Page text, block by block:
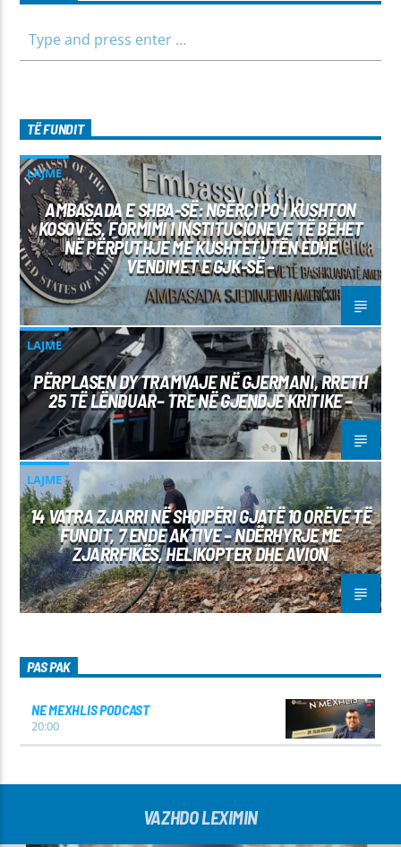
TË FUNDIT
LAJME
AMBASADA E SHBA-SË: NGËRÇI PO I KUSHTON
KOSOVËS, FORMIMI I INSTITUCIONEVE TË BËHET
NË PËRPUTHJE ME KUSHTETUTËN EDHE
VENDIMET E GJK-SË –
LAJME
PËRPLASEN DY TRAMVAJE NË GJERMANI, RRETH
25 TË LËNDUAR– TRE NË GJENDJE KRITIKE –
LAJME
14 VATRA ZJARRI NË SHQIPËRI GJATË 10 ORËVE TË
FUNDIT, 7 ENDE AKTIVE – NDËRHYRJE ME
ZJARRFIKËS, HELIKOPTER DHE AVION
PAS PAK
NE MEXHLIS PODCAST
20:00
VAZHDO LEXIMIN